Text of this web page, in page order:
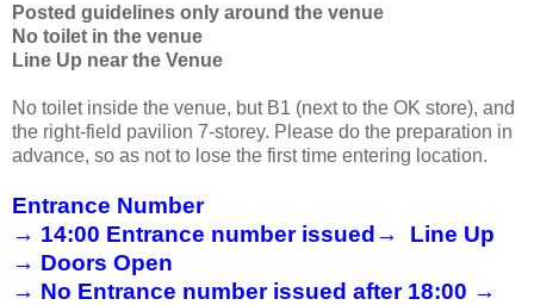
Posted guidelines only around the venue
No toilet in the venue
Line Up near the Venue
No toilet inside the venue, but B1 (next to the OK store), and
the right-field pavilion 7-storey. Please do the preparation in
advance, so as not to lose the first time entering location.
Entrance Number
→ 14:00 Entrance number issued→ Line Up
→ Doors Open
→ No Entrance number issued after 18:00 →